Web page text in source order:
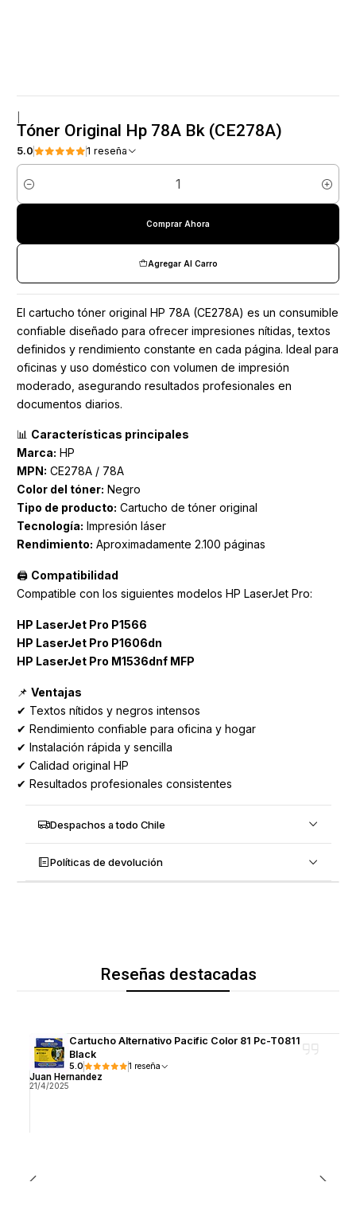
Tóner Original Hp 78A Bk (CE278A)
5.0 1 reseña
Cantidad
Agregar Al Carro
Comprar Ahora
El cartucho tóner original HP 78A (CE278A) es un consumible
confiable diseñado para ofrecer impresiones nítidas, textos
definidos y rendimiento constante en cada página. Ideal para
oficinas y uso doméstico con volumen de impresión
moderado, asegurando resultados profesionales en
documentos diarios.
📊 Características principales
Marca: HP
MPN: CE278A / 78A
Color del tóner: Negro
Tipo de producto: Cartucho de tóner original
Tecnología: Impresión láser
Rendimiento: Aproximadamente 2.100 páginas
🖨️ Compatibilidad
Compatible con los siguientes modelos HP LaserJet Pro:
HP LaserJet Pro P1566
HP LaserJet Pro P1606dn
HP LaserJet Pro M1536dnf MFP
📌 Ventajas
✔ Textos nítidos y negros intensos
✔ Rendimiento confiable para oficina y hogar
✔ Instalación rápida y sencilla
✔ Calidad original HP
✔ Resultados profesionales consistentes
Despachos a todo Chile
Políticas de devolución
Reseñas destacadas
Cartucho Alternativo Pacific Color 81 Pc-T0811
Black
5.0 1 reseña
Juan Hernandez
21/4/2025